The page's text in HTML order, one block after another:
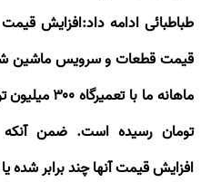
طباطبائی ادامه داد:افزایش
قیمت قطعات و سرویس ماشین
ماهانه ما با تعمیرگاه۳۰۰میلیون
تومان رسیده است. ضمن آنکه
افزایش قیمت آنها چند برابر شده